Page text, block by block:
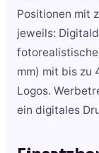
Positionen mit
jeweils:
fotorealistische
mm) mit bis zu
Logos.
ein digitales